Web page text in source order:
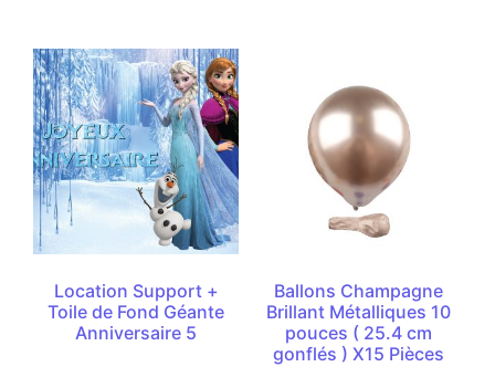
Location Support +
Toile de Fond Géante
Anniversaire 5
Ballons Champagne
Brillant Métalliques 10
pouces ( 25.4 cm
gonflés ) X15 Pièces